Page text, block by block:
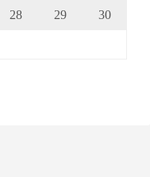
28 29 30